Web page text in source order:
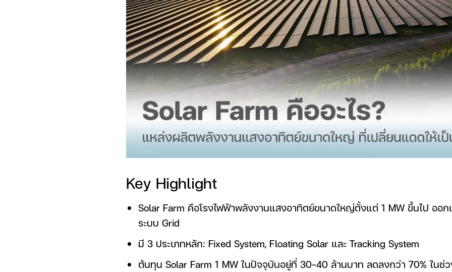
Key Highlight
Solar Farm คือโรงไฟฟ้าพลังงานแสงอาทิตย์ขนาดใหญ่ตั้งแต่ 1 MW ขึ้นไป ออก
ระบบ Grid
มี 3 ประเภทหลัก: Fixed System, Floating Solar และ Tracking System
ต้นทุน Solar Farm 1 MW ในปัจจุบันอยู่ที่ 30-40 ล้านบาท ลดลงกว่า 70% ในช่